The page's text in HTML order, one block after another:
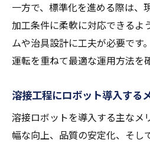
一方で、標準化を進める際は、
加工条件に柔軟に対応できるよ
ムや治具設計に工夫が必要です
運転を重ねて最適な運用方法を
溶接工程にロボット導入する
溶接ロボットを導入する主なメ
幅な向上、品質の安定化、そし